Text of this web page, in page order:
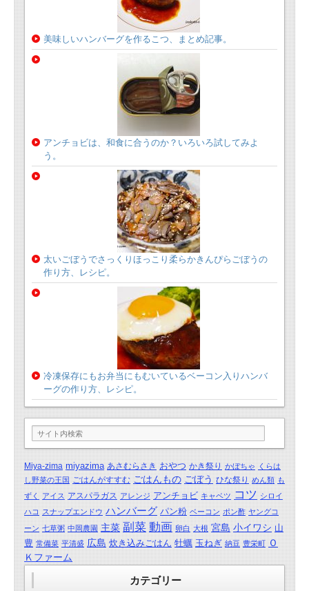
美味しいハンバーグを作るこつ、まとめ記事。
アンチョビは、和食に合うのか？いろいろ試してみよ
う。
太いごぼうでさっくりほっこり柔らかきんぴらごぼうの
作り方、レシピ。
冷凍保存にもお弁当にもむいているベーコン入りハンバ
ーグの作り方、レシピ。
Miya-zima miyazima あさむらさき おやつ かき祭り かぼちゃ くらは
し野菜の王国 ごはんがすすむ ごはんもの ごぼう ひな祭り めん類 も
ずく アイス アスパラガス アレンジ アンチョビ キャベツ コツ シロイ
ハコ スナップエンドウ ハンバーグ パン粉 ベーコン ポン酢 ヤングコ
ーン 七草粥 中岡農園 主菜 副菜 動画 卵白 大根 宮島 小イワシ 山
豊 常備菜 平清盛 広島 炊き込みごはん 牡蠣 玉ねぎ 納豆 豊栄町 Ｏ
Ｋファーム
カテゴリー